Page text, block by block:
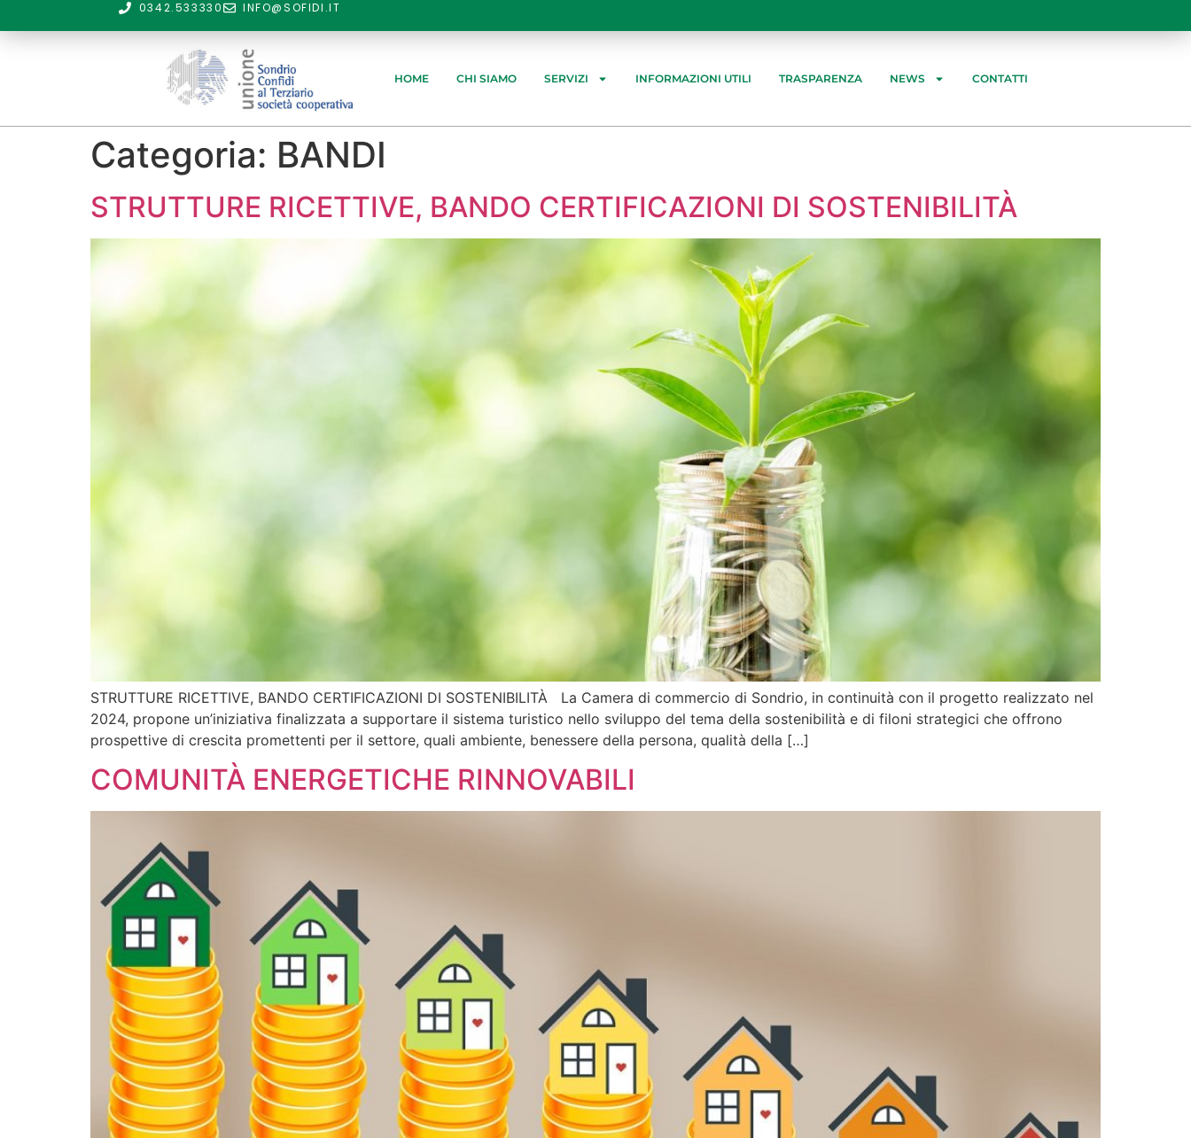
0342.533330 INFO@SOFIDI.IT
HOME CHI SIAMO SERVIZI INFORMAZIONI UTILI TRASPARENZA NEWS CONTATTI
Categoria: BANDI
STRUTTURE RICETTIVE, BANDO CERTIFICAZIONI DI SOSTENIBILITÀ
STRUTTURE RICETTIVE, BANDO CERTIFICAZIONI DI SOSTENIBILITÀ La Camera di commercio di Sondrio, in continuità con il progetto realizzato nel
2024, propone un’iniziativa finalizzata a supportare il sistema turistico nello sviluppo del tema della sostenibilità e di filoni strategici che offrono
prospettive di crescita promettenti per il settore, quali ambiente, benessere della persona, qualità della […]
COMUNITÀ ENERGETICHE RINNOVABILI